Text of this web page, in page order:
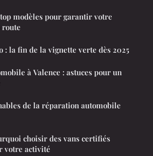
modèles pour garantir votre
: la fin de la vignette verte dès 2025
à Valence : astuces pour un
de la réparation automobile
choisir des vans certifiés
votre activité